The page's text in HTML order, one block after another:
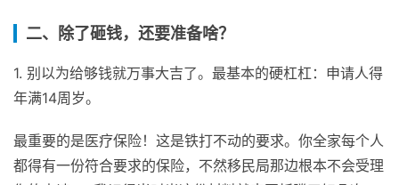
二、除了砸钱，还要准备啥？
1. 别以为给够钱就万事大吉了。最基本的硬杠杠：申请人得
年满14周岁。
最重要的是医疗保险！这是铁打不动的要求。你全家每个人
都得有一份符合要求的保险，不然移民局那边根本不会受理